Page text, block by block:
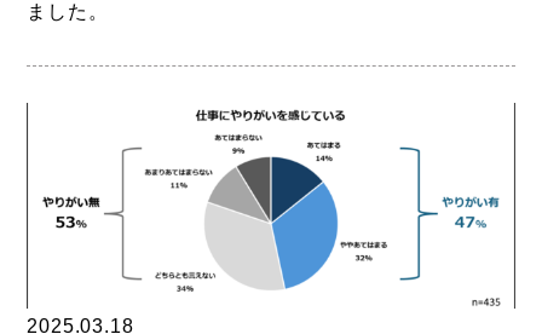
ました。
2025.03.18